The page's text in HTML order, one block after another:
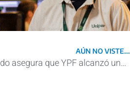
AÚN NO VISTE...
Un informe privado asegura que YPF alcanzó una inversión récord en 2022